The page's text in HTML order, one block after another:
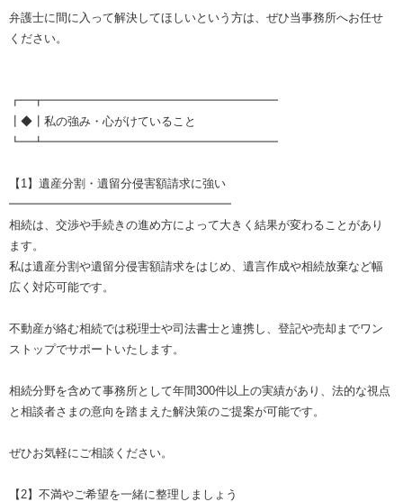
弁護士に間に入って解決してほしいという方は、ぜひ当事務所へお任せ
ください。
┏━┳━━━━━━━━━━━━━━━━━━━━
┃◆┃私の強み・心がけていること
┗━┻━━━━━━━━━━━━━━━━━━━━
【1】遺産分割・遺留分侵害額請求に強い
━━━━━━━━━━━━━━━━━━━
相続は、交渉や手続きの進め方によって大きく結果が変わることがあり
ます。
私は遺産分割や遺留分侵害額請求をはじめ、遺言作成や相続放棄など幅
広く対応可能です。
不動産が絡む相続では税理士や司法書士と連携し、登記や売却までワン
ストップでサポートいたします。
相続分野を含めて事務所として年間300件以上の実績があり、法的な視点
と相談者さまの意向を踏まえた解決策のご提案が可能です。
ぜひお気軽にご相談ください。
【2】不満やご希望を一緒に整理しましょう